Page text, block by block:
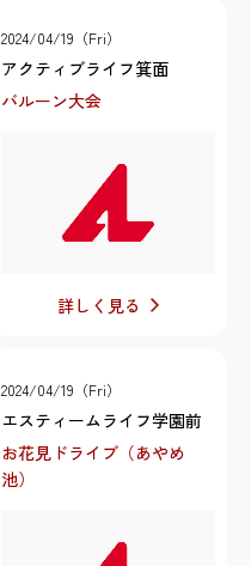
2024/04/19（Fri）
アクティブライフ箕面
バルーン大会
詳しく見る
2024/04/19（Fri）
エスティームライフ学園前
お花見ドライブ（あやめ
池）